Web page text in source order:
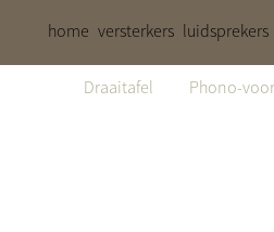
home versterkers luidsprekers
Draaitafel Phono-